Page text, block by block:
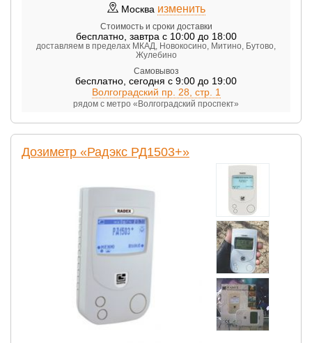
Москва изменить
Стоимость и сроки доставки
бесплатно, завтра с 10:00 до 18:00
доставляем в пределах МКАД, Новокосино, Митино, Бутово,
Жулебино
Самовывоз
бесплатно сегодня с 9:00 до 19:00
Волгоградский пр. 28, стр. 1
рядом с метро «Волгоградский проспект»
Дозиметр «Радэкс РД1503+»